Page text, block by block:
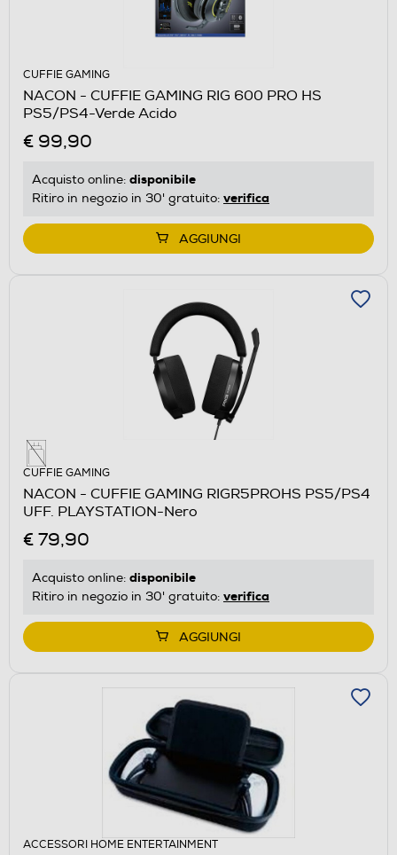
CUFFIE GAMING
NACON - CUFFIE GAMING RIG 600 PRO HS
PS5/PS4-Verde Acido
€ 99,90
Acquisto online: disponibile
Ritiro in negozio in 30' gratuito: verifica
AGGIUNGI
CUFFIE GAMING
NACON - CUFFIE GAMING RIGR5PROHS PS5/PS4
UFF. PLAYSTATION-Nero
€ 79,90
Acquisto online: disponibile
Ritiro in negozio in 30' gratuito: verifica
AGGIUNGI
ACCESSORI HOME ENTERTAINMENT